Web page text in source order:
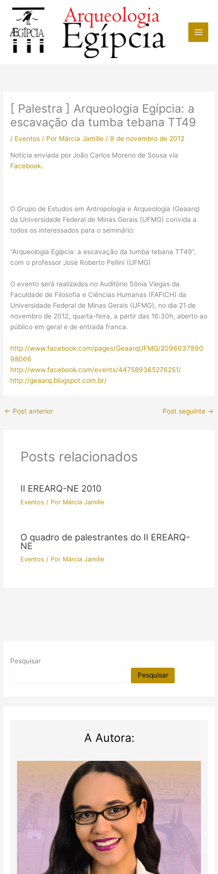
conteúdo
[ Palestra ] Arqueologia Egípcia: a
escavação da tumba tebana TT49
/ Eventos / Por Márcia Jamille / 9 de novembro de 2012
Notícia enviada por João Carlos Moreno de Sousa via
Facebook.
O Grupo de Estudos em Antropologia e Arqueologia (Geaarq)
da Universidade Federal de Minas Gerais (UFMG) convida a
todos os interessados para o seminário:
“Arqueologia Egípcia: a escavação da tumba tebana TT49”,
com o professor José Roberto Pellini (UFMG)
O evento será realizados no Auditório Sônia Viegas da
Faculdade de Filosofia e Ciências Humanas (FAFICH) da
Universidade Federal de Minas Gerais (UFMG), no dia 21 de
novembro de 2012, quarta-feira, a partir das 16:30h, aberto ao
público em geral e de entrada franca.
http://www.facebook.com/pages/GeaarqUFMG/2096037990
98066
http://www.facebook.com/events/447589365276251/
http://geaarq.blogspot.com.br/
← Post anterior Post seguinte →
Posts relacionados
II EREARQ-NE 2010
Eventos / Por Márcia Jamille
O quadro de palestrantes do II EREARQ-
NE
Eventos / Por Márcia Jamille
Pesquisar
Pesquisar
A Autora: